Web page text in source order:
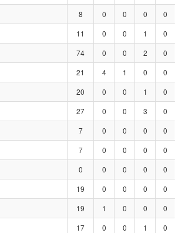
8 0 0 0 0
11 0 0 1 0
74 0 0 2 0
21 4 1 0 0
20 0 0 1 0
27 0 0 3 0
7 0 0 0 0
7 0 0 0 0
0 0 0 0 0
19 0 0 0 0
19 1 0 0 0
17 0 0 1 0